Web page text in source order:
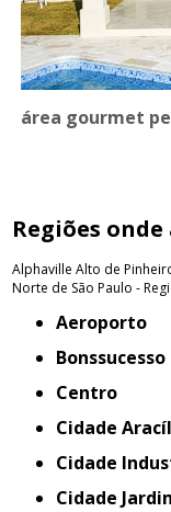
área gourmet
Regiões
Alphaville Alto de
Norte de São Paulo -
Aeroporto
Bonssucesso
Centro
Cidade
Cidade
Cidade